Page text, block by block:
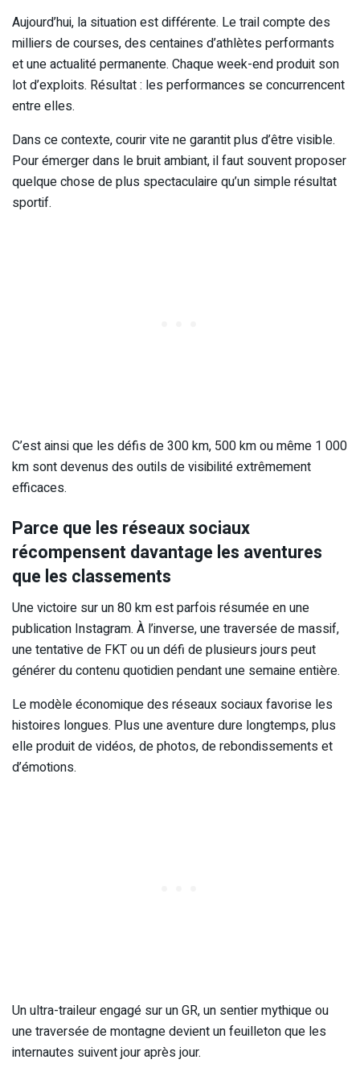
Aujourd’hui, la situation est différente. Le trail compte des
milliers de courses, des centaines d’athlètes performants
et une actualité permanente. Chaque week-end produit son
lot d’exploits. Résultat : les performances se concurrencent
entre elles.
Dans ce contexte, courir vite ne garantit plus d’être visible.
Pour émerger dans le bruit ambiant, il faut souvent proposer
quelque chose de plus spectaculaire qu’un simple résultat
sportif.
C’est ainsi que les défis de 300 km, 500 km ou même 1 000
km sont devenus des outils de visibilité extrêmement
efficaces.
Parce que les réseaux sociaux
récompensent davantage les aventures
que les classements
Une victoire sur un 80 km est parfois résumée en une
publication Instagram. À l’inverse, une traversée de massif,
une tentative de FKT ou un défi de plusieurs jours peut
générer du contenu quotidien pendant une semaine entière.
Le modèle économique des réseaux sociaux favorise les
histoires longues. Plus une aventure dure longtemps, plus
elle produit de vidéos, de photos, de rebondissements et
d’émotions.
Un ultra-traileur engagé sur un GR, un sentier mythique ou
une traversée de montagne devient un feuilleton que les
internautes suivent jour après jour.